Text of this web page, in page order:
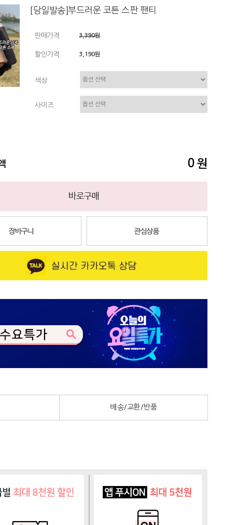
[당일발송]부드러운 코튼 스판 팬티
판매가격 3,390원
할인가격 3,190원
색상
사이즈
0 원
배송/교환/반품